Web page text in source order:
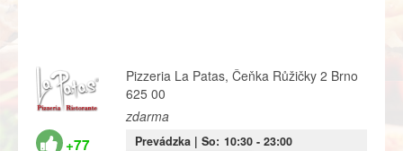
+77
Pizzeria La Patas, Čeňka Růžičky 2 Brno
625 00
zdarma
Prevádzka | So: 10:30- 23:00